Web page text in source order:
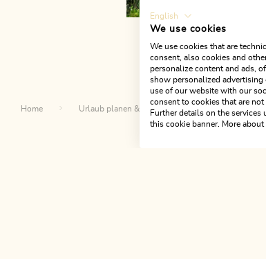
Home Urlaub planen & buchen Top Angebote
English
We use cookies
We use cookies that are
consent, also cookies and
personalize content and ads,
show personalized
use of our website with our
consent to cookies that are
Further details on the
this cookie banner. More about